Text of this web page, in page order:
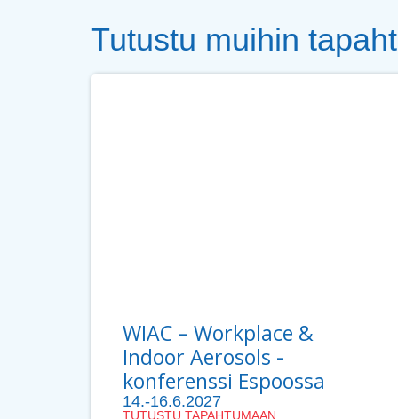
Tutustu muihin
WIAC – Workplace &
Indoor Aerosols -
konferenssi Espoossa
14.-16.6.2027
TUTUSTU TAPAHTUMAAN